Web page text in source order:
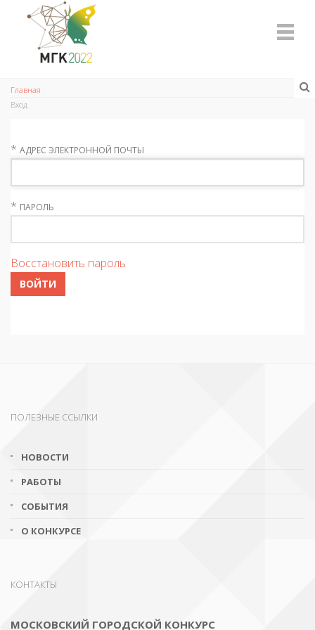
Главная
Вход
* АДРЕС ЭЛЕКТРОННОЙ ПОЧТЫ
* ПАРОЛЬ
Восстановить пароль
ВОЙТИ
ПОЛЕЗНЫЕ ССЫЛКИ
НОВОСТИ
РАБОТЫ
СОБЫТИЯ
О КОНКУРСЕ
КОНТАКТЫ
МОСКОВСКИЙ ГОРОДСКОЙ КОНКУРС